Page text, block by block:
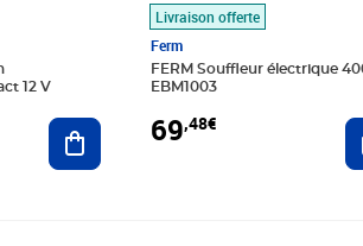
12 V
Ajouter au panier
Livraison offerte
Ferm
FERM Souffleur électrique
EBM1003
69,48€